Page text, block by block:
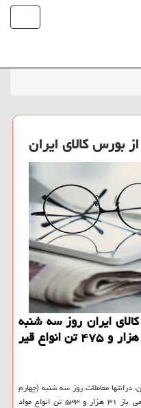
بورس كالای ایران
ایران روز سه شنبه
۴ دی ماه، میزبان دادوستد ۱۷ هزار و ۴۷۵ تن انواع قیر
درانتها معاملات روز سه شنبه (چهارم
دیماه) و در تالار فرآورده های نفتی و پتروشیمی باز ۳۱ هزار و ۵۳۳ تن انواع مواد